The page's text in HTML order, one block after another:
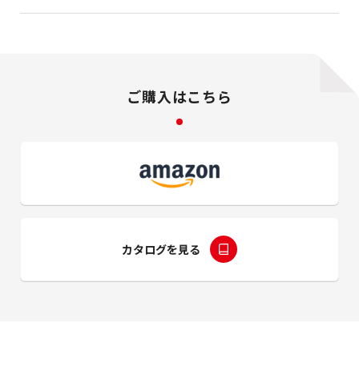
ご購入はこちら
カタログを見る